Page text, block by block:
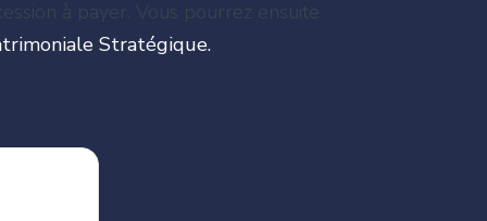
à payer. Vous pourrez ensuite
Stratégique.